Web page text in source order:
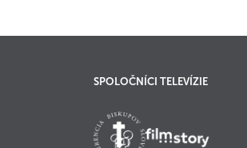
SPOLOČNÍCI TELEVÍZIE